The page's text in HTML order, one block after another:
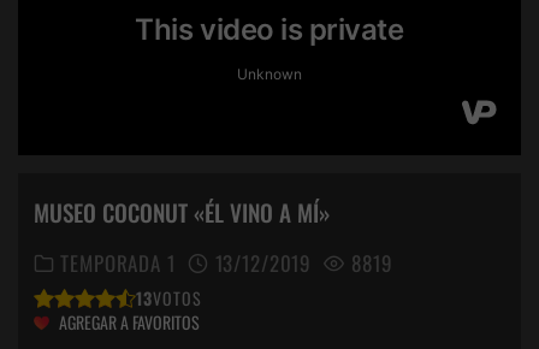
MUSEO COCONUT «ÉL VINO A MÍ»
TEMPORADA 1 13/12/2019 8819
13VOTOS
AGREGAR A FAVORITOS